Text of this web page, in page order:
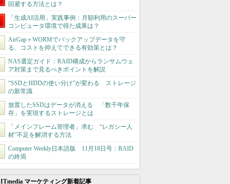
回避する方法とは？
「生成AI活用」実践事例：月額利用のスーパー
コンピュータ環境で得た成果は？
AirGap＋WORMでバックアップデータを守
る、コストを抑えてできる有効策とは？
NAS選定ガイド：RAID構成からランサムウェ
ア対策まで見るべきポイントを解説
“SSDとHDDの使い分け”が変わる ストレージ
の新常識
放置したSSDはデータが消える 「数千年保
存」を実現するストレージとは
「メインフレーム管理者」求む “レガシー人
材”不足を解消する方法
Computer Weekly日本語版 11月18日号：RAID
の終焉
ITmedia マーケティング新着記事